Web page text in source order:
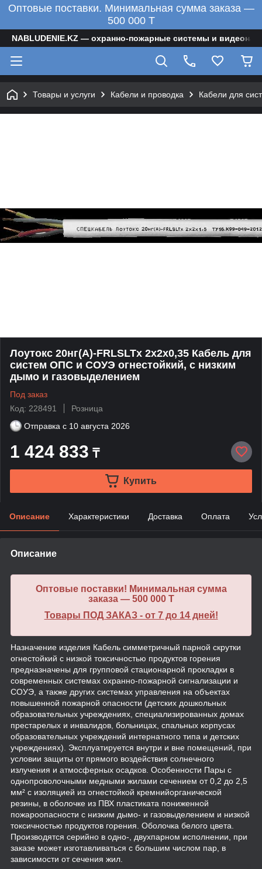
Оптовые поставки. Минимальная сумма заказа —
500 000 T
NABLUDENIE.KZ — охранно-пожарные системы и
Товары и услуги Кабели и проводка Кабели для
Лоутокс 20нг(А)-FRLSLTx 2х2х0,35 Кабель для
систем ОПС и СОУЭ огнестойкий, с низким
дымо и газовыделением
Под заказ
Код: 228491
Розница
Отправка с 10 августа 2026
1 424 833 ₸
Купить
Описание Характеристики Доставка Оплата
Описание
Оптовые поставки! Минимальная сумма
заказа — 500 000 T
Товары ПОД ЗАКАЗ - от 7 до 14 дней!
Назначение изделия Кабель симметричный парной скрутки
огнестойкий с низкой токсичностью продуктов горения
предназначены для групповой стационарной прокладки в
современных системах охранно-пожарной сигнализации и
СОУЭ, а также других системах управления на объектах
повышенной пожарной опасности (детских дошкольных
образовательных учреждениях, специализированных домах
престарелых и инвалидов, больницах, спальных корпусах
образовательных учреждений интернатного типа и детских
учреждениях). Эксплуатируется внутри и вне помещений, при
условии защиты от прямого воздействия солнечного
излучения и атмосферных осадков. Особенности Пары с
однопроволочными медными жилами сечением от 0,2 до 2,5
мм² с изоляцией из огнестойкой кремнийорганической
резины, в оболочке из ПВХ пластиката пониженной
пожароопасности с низким дымо- и газовыделением и низкой
токсичностью продуктов горения. Оболочка белого цвета.
Производятся серийно в одно-, двухпарном исполнении, при
заказе может изготавливаться с большим числом пар, в
зависимости от сечения жил.